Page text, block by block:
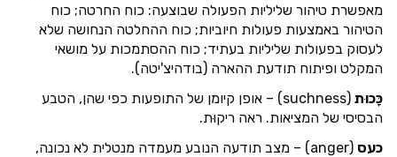
מאפשרת טיהור שליליות הפעולה שבוצעה: כוח החרטה; כוח
הטיהור באמצעות פעולות חיוביות; כוח ההחלטה הנחושה שלא
לעסוק בפעולות שליליות בעתיד; כוח ההסתמכות על מושאי
המקלט ופיתוח תודעת ההארה (בודהיצ'יטה).
כָּכוּת
(suchness) – אופן קיומן של התופעות כפי שהן, הטבע
הבסיסי של המציאות. ראה ריקוּת.
כעס
(anger) – מצב תודעה הנובע מעמדה מנטלית לא נכונה,